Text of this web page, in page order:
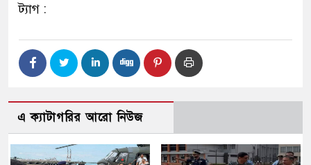
ট্যাগ :
এ ক্যাটাগরির আরো নিউজ